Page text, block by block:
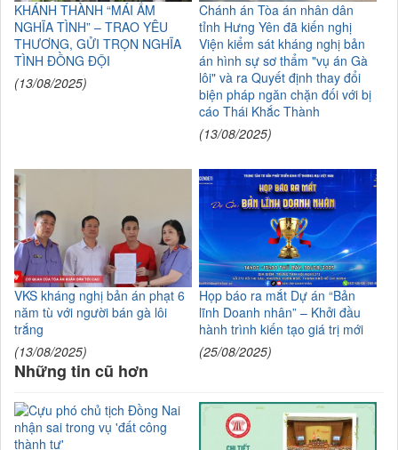
KHÁNH THÀNH “MÁI ẤM
NGHĨA TÌNH” – TRAO YÊU
THƯƠNG, GỬI TRỌN NGHĨA
TÌNH ĐỒNG ĐỘI
(13/08/2025)
Chánh án Tòa án nhân dân
tỉnh Hưng Yên đã kiến nghị
Viện kiểm sát kháng nghị bản
án hình sự sơ thẩm "vụ án Gà
lôi" và ra Quyết định thay đổi
biện pháp ngăn chặn đối với bị
cáo Thái Khắc Thành
(13/08/2025)
VKS kháng nghị bản án phạt 6
năm tù với người bán gà lôi
trắng
(13/08/2025)
Họp báo ra mắt Dự án “Bản
lĩnh Doanh nhân” – Khởi đầu
hành trình kiến tạo giá trị mới
(25/08/2025)
Những tin cũ hơn